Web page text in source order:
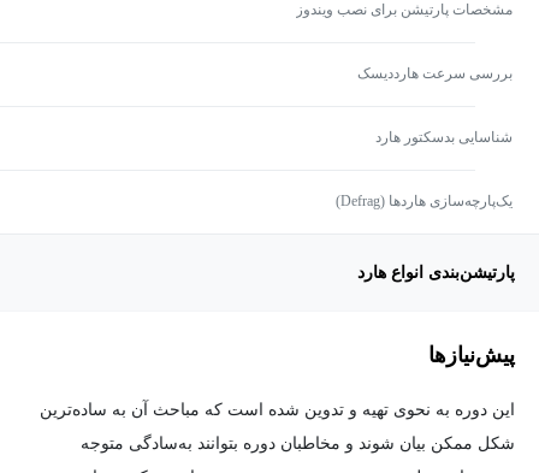
مشخصات پارتیشن برای نصب ویندوز
بررسی سرعت هارددیسک
شناسایی بدسکتور هارد
یک‌پارچه‌سازی هارد‌ها (Defrag)
پارتیشن‌بندی انواع هارد
پیش‌نیاز‌ها
این دوره به نحوی تهیه و تدوین شده است که مباحث آن به ساده‌ترین
شکل ممکن بیان شوند و مخاطبان دوره بتوانند به‌سادگی متوجه